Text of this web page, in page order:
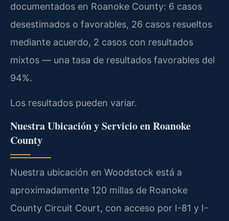
documentados en Roanoke County: 6 casos
desestimados o favorables, 26 casos resueltos
mediante acuerdo, 2 casos con resultados
mixtos — una tasa de resultados favorables del
94%.
Los resultados pueden variar.
Nuestra Ubicación y Servicio en Roanoke
County
Nuestra ubicación en Woodstock está a
aproximadamente 120 millas de Roanoke
County Circuit Court, con acceso por I-81 y I-